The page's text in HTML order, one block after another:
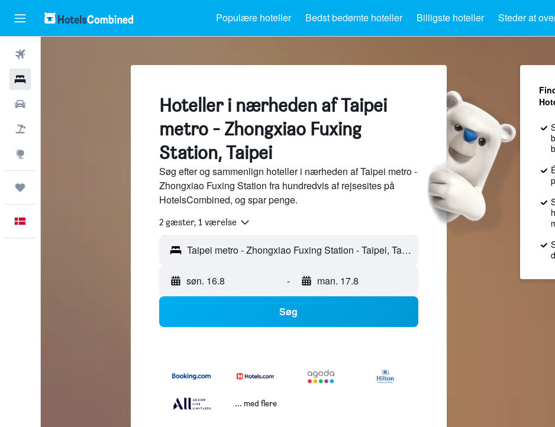
Populære hoteller Bedst bedømte hoteller Billigste hoteller Steder at
Hoteller i nærheden af Taipei
metro - Zhongxiao Fuxing
Station, Taipei
Søg efter og sammenlign hoteller i nærheden af Taipei metro -
Zhongxiao Fuxing Station fra hundredvis af rejsesites på
HotelsCombined, og spar penge.
2 gæster, 1 værelse
søn. 16.8 - man. 17.8
Søg
... med flere